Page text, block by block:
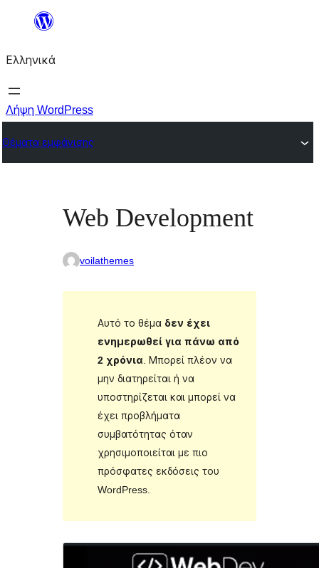
Μετάβαση
περιεχόμενο
Ελληνικά
Λήψη WordPress
Θέματα εμφάνισης
Web Development
voilathemes
Αυτό το θέμα δεν έχει
ενημερωθεί για πάνω από
2 χρόνια . Μπορεί πλέον να
μην διατηρείται ή να
υποστηρίζεται και μπορεί να
έχει προβλήματα
συμβατότητας όταν
χρησιμοποιείται με πιο
πρόσφατες εκδόσεις του
WordPress.